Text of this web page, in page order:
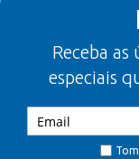
Receba
especiais